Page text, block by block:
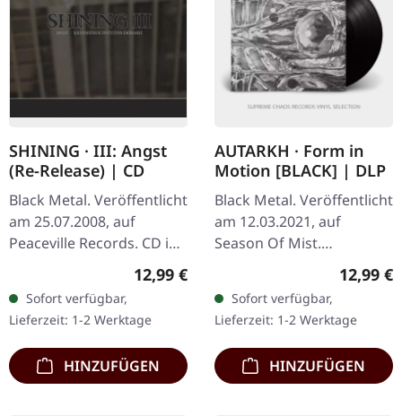
SHINING · III: Angst
(Re-Release) | CD
Black Metal. Veröffentlicht
am 25.07.2008, auf
Peaceville Records. CD im
Jewelcase. Shinings
drittes Studioalbum "III :
Angst" ist eine
erschütternde…
Regulärer Preis:
12,99 €
Sofort verfügbar,
Lieferzeit: 1-2 Werktage
HINZUFÜGEN
AUTARKH · Form in
Motion [BLACK] | DLP
Black Metal. Veröffentlicht
am 12.03.2021, auf
Season Of Mist.
Schwarzes Doppel-Vinyl
12,99 €
Sofort verfügbar,
Lieferzeit: 1-2 Werktage
HINZUFÜGEN